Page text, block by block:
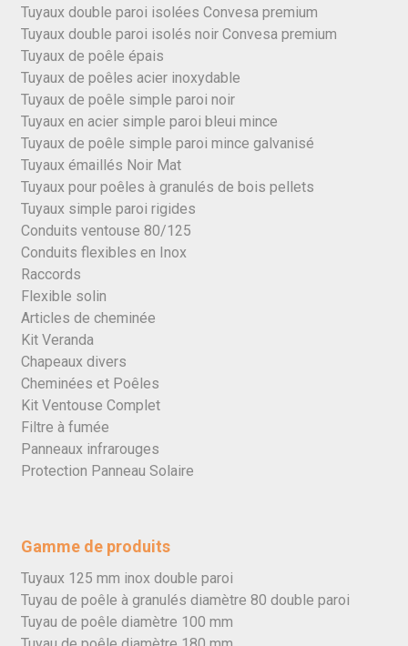
Tuyaux double paroi isolées Convesa premium
Tuyaux double paroi isolés noir Convesa premium
Tuyaux de poêle épais
Tuyaux de poêles acier inoxydable
Tuyaux de poêle simple paroi noir
Tuyaux en acier simple paroi bleui mince
Tuyaux de poêle simple paroi mince galvanisé
Tuyaux émaillés Noir Mat
Tuyaux pour poêles à granulés de bois pellets
Tuyaux simple paroi rigides
Conduits ventouse 80/125
Conduits flexibles en Inox
Raccords
Flexible solin
Articles de cheminée
Kit Veranda
Chapeaux divers
Cheminées et Poêles
Kit Ventouse Complet
Filtre à fumée
Panneaux infrarouges
Protection Panneau Solaire
Gamme de produits
Tuyaux 125 mm inox double paroi
Tuyau de poêle à granulés diamètre 80 double paroi
Tuyau de poêle diamètre 100 mm